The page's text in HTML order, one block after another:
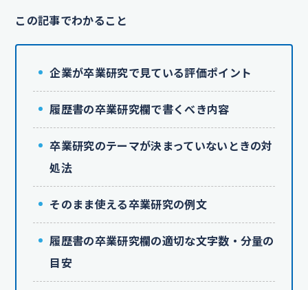
この記事でわかること
企業が卒業研究で見ている評価ポイント
履歴書の卒業研究欄で書くべき内容
卒業研究のテーマが決まっていないときの対
処法
そのまま使える卒業研究の例文
履歴書の卒業研究欄の適切な文字数・分量の
目安